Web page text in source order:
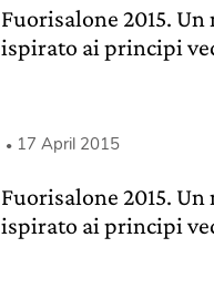
Fuorisalone 2015.
ispirato ai principi
17 April 2015
Fuorisalone 2015.
ispirato ai principi